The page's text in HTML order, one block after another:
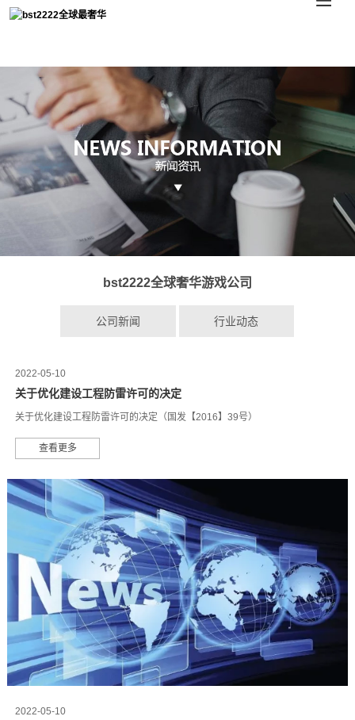
bst2222全球奢华游戏公司 - 贝斯特2222超豪华游戏
bst2222全球奢华游戏公司
公司新闻 行业动态
2022-05-10
关于优化建设工程防雷许可的决定
关于优化建设工程防雷许可的决定（国发【2016】39号）
查看更多
2022-05-10